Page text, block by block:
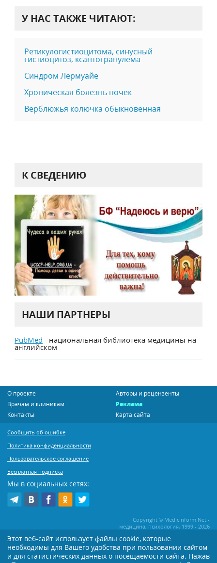
У НАС ТАКЖЕ ЧИТАЮТ:
Ретикулогистиоцитома, синусный
гистиоцитоз, ксантогранулема
Синдром Лермуайе
Хроническая болезнь почек
Верблюжья колючка обыкновенная
К СВЕДЕНИЮ
НАШИ ПАРТНЕРЫ
PubMed - национальная библиотека медицины на
английском
О проекте
Авторы и рецензенты
Врачам и клиникам
Реклама
Контакты
Карта сайта
Сообщить об ошибке
Политика конфиденциальности
Пользовательское соглашение
Бесплатная подписка
Мы в социальных сетях:
Copyright © MedicInform.Net -
медицина, психология, 1999 - 2026
Копирование или иное распространение статей нашего сайта строго
воспрещается. Копирование раздела "Новости" допускается при наличии
активной открытой для поисковиков ссылки на MedicInform.Net
Этот веб-сайт использует файлы cookie, которые
необходимы для Вашего удобства при пользовании сайтом
и для статистических данных о посещаемости сайта. Нажав